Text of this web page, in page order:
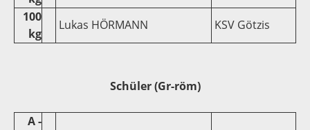
100
kg
Lukas HÖRMANN KSV Götzis
Schüler (Gr-röm)
A -